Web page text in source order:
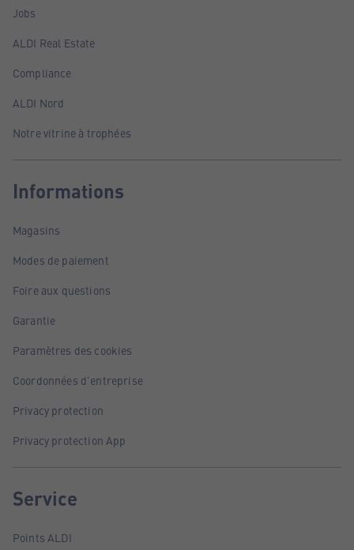
Jobs
ALDI Real Estate
Compliance
ALDI Nord
Notre vitrine à trophées
Informations
Magasins
Modes de paiement
Foire aux questions
Garantie
Paramètres des cookies
Coordonnées d'entreprise
Privacy protection
Privacy protection App
Service
Points ALDI